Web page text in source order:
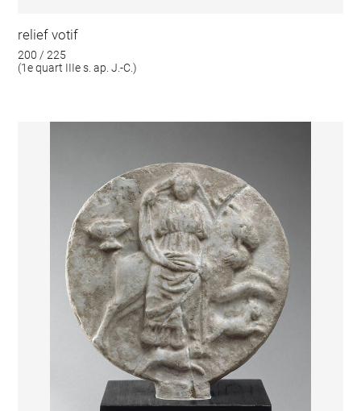
relief votif
200 / 225
(1e quart IIIe s. ap. J.-C.)